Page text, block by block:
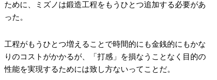
ために、ミズノは鍛造工程をもうひとつ追加する必要があ
った。
工程がもうひとつ増えることで時間的にも金銭的にもかな
りのコストがかかるが、「打感」を損なうことなく目的の
性能を実現するためには致し方ないってことだ。